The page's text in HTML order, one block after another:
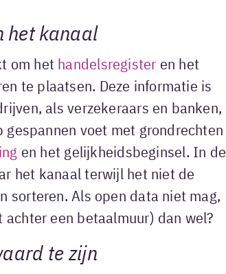
het kanaal
om het handelsregister en het
te plaatsen. Deze informatie is
als verzekeraars en banken,
voet met grondrechten
en het gelijkheidsbeginsel. In de
het kanaal terwijl het niet de
sorteren. Als open data niet mag,
achter een betaalmuur) dan wel?
te zijn